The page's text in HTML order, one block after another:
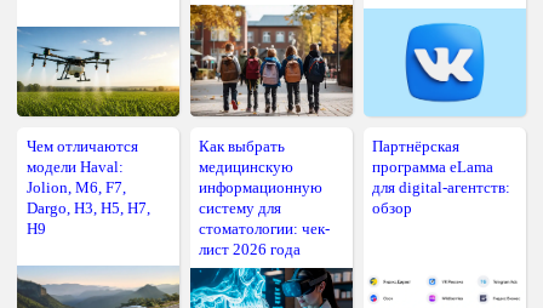
Чем отличаются
модели Haval:
Jolion, M6, F7,
Dargo, H3, H5, H7,
H9
Как выбрать
медицинскую
информационную
систему для
стоматологии: чек-
лист 2026 года
Партнёрская
программа eLama
для digital-агентств:
обзор